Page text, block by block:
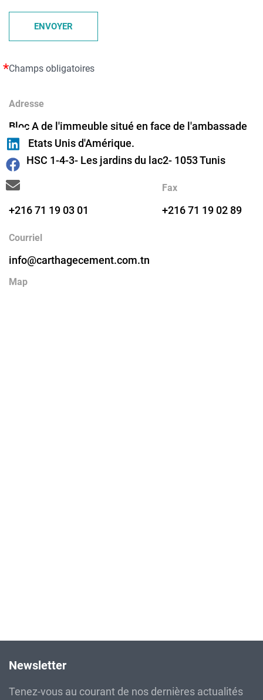
Adresse
Bloc A de l'immeuble situé en face de l'ambassade
des Etats Unis d'Amérique.
Lot HSC 1-4-3- Les jardins du lac2- 1053 Tunis
Tél
+216 71 19 03 01
Fax
+216 71 19 02 89
Courriel
info@carthagecement.com.tn
Map
ENVOYER
Champs obligatoires
Newsletter
Tenez-vous au courant de nos dernières actualités